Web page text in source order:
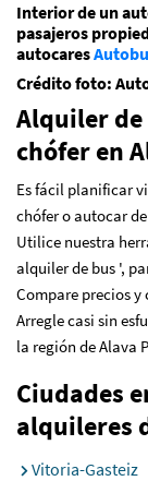
Interior de un
pasajeros
autocares
Crédito foto:
Alquiler de
chófer en
Es fácil planificar
chófer o autocar
Utilice nuestra
alquiler de bus ',
Compare precios y
Arregle casi sin
la región de Alava
Ciudades
alquileres
Vitoria-Gasteiz